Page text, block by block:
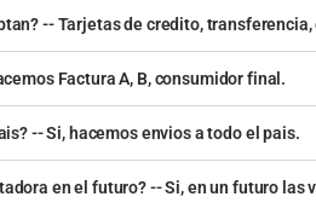
-- Tarjetas de credito,
Factura A, B, consumidor final.
-- Si, hacemos envios a todo el pais.
en el futuro? -- Si, en un futuro las